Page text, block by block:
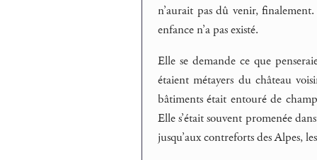
n’aurait pas dû venir,
enfance n’a pas existé.
Elle se demande ce que
étaient métayers du château
bâtiments était entouré de
Elle s’était souvent promenée
jusqu’aux contreforts des Alpes,